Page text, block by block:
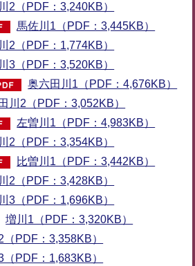
2（PDF：3,240KB）
馬佐川1（PDF：3,445KB）
2（PDF：1,774KB）
3（PDF：3,520KB）
奥六田川1（PDF：4,676KB）
川2（PDF：3,052KB）
左曽川1（PDF：4,983KB）
2（PDF：3,354KB）
比曽川1（PDF：3,442KB）
2（PDF：3,428KB）
3（PDF：1,696KB）
増川1（PDF：3,320KB）
（PDF：3,358KB）
（PDF：1,683KB）